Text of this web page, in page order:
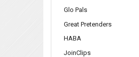
Glo Pals
Great Pretenders
HABA
JoinClips